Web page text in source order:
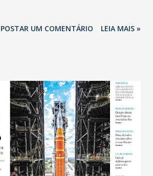
POSTAR UM COMENTÁRIO LEIA MAIS »